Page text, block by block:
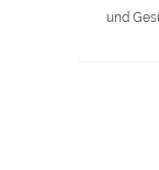
und